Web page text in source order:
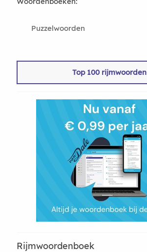
Puzzelwoorden
Top 100 rijmwoorden
Rijmwoordenboek